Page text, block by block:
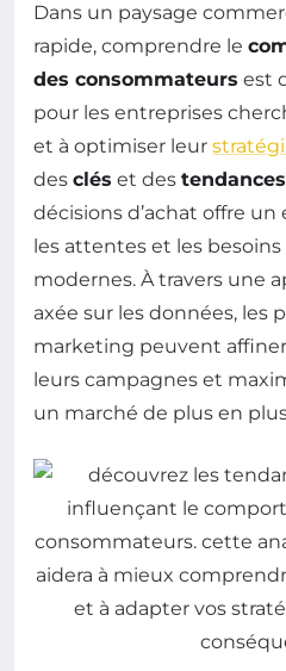
Dans un paysage
rapide, comprendre le
des consommateurs est
pour les entreprises
et à optimiser leur
des clés et des tendances
décisions d’achat offre
les attentes et les
modernes. À travers une
axée sur les données, les
marketing peuvent
leurs campagnes et
un marché de plus en